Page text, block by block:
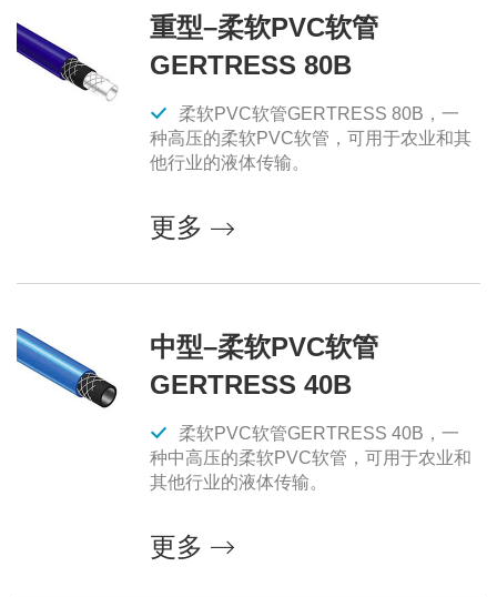
重型–柔软PVC软管
GERTRESS 80B
柔软PVC软管GERTRESS 80B，一
种高压的柔软PVC软管，可用于农业和其
他行业的液体传输。
更多
中型–柔软PVC软管
GERTRESS 40B
柔软PVC软管GERTRESS 40B，一
种中高压的柔软PVC软管，可用于农业和
其他行业的液体传输。
更多